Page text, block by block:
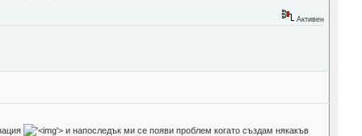
Активен
'> и напоследък ми се появи проблем когато създам някакъв